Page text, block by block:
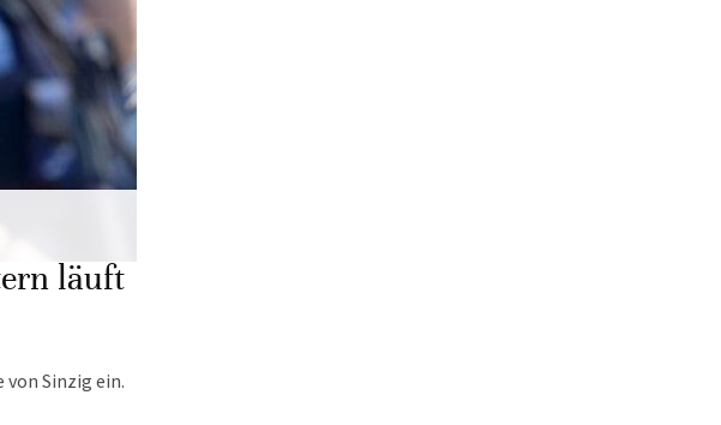
läuft
Sinzig ein.